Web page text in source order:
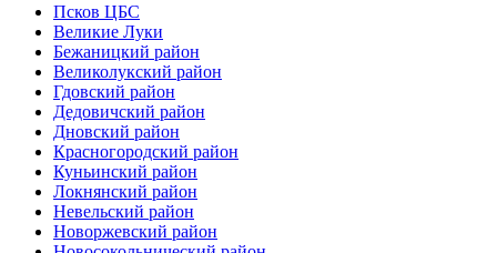
Псков ЦБС
Великие Луки
Бежаницкий район
Великолукский район
Гдовский район
Дедовичский район
Дновский район
Красногородский район
Куньинский район
Локнянский район
Невельский район
Новоржевский район